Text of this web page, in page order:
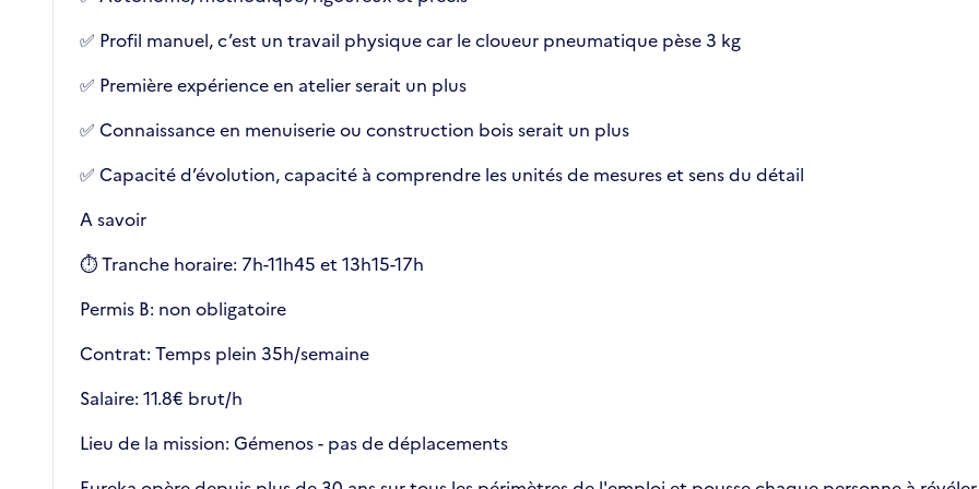
✅ Profil manuel, c’est un travail physique car le cloueur pneumatique pèse 3 kg
✅ Première expérience en atelier serait un plus
✅ Connaissance en menuiserie ou construction bois serait un plus
✅ Capacité d’évolution, capacité à comprendre les unités de mesures et sens du détail
A savoir
⏱️ Tranche horaire: 7h-11h45 et 13h15-17h
Permis B: non obligatoire
Contrat: Temps plein 35h/semaine
Salaire: 11.8€ brut/h
Lieu de la mission: Gémenos - pas de déplacements